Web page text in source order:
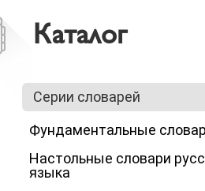
Каталог
Серии словарей
Фундаментальные
Настольные словари
языка